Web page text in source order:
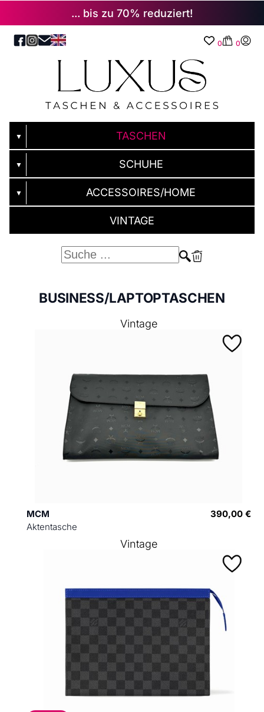
... bis zu 70% reduziert!
0 0
▼ TASCHEN
▼ SCHUHE
▼ ACCESSOIRES/HOME
VINTAGE
BUSINESS/LAPTOPTASCHEN
MCM
Aktentasche
390,00 €
Vintage
Vintage